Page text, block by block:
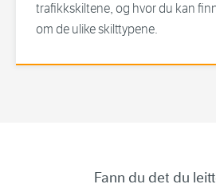
trafikkskiltene, og hvor du kan
om de ulike skilttypene.
Fann du det du